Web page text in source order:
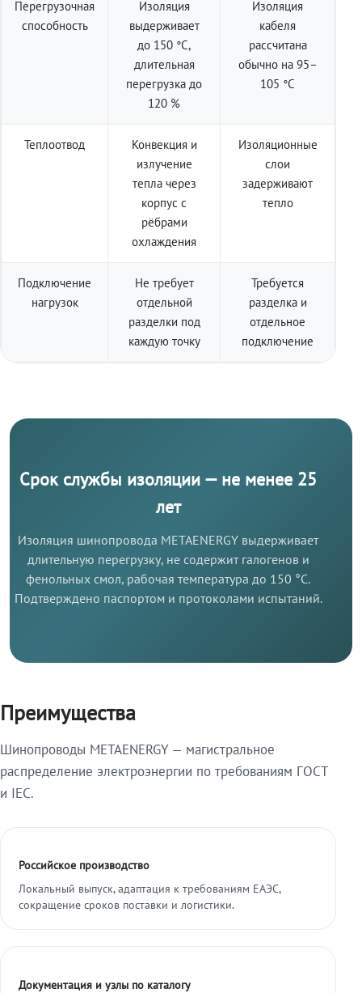
Перегрузочная
способность
Изоляция
выдерживает
до 150 °C,
длительная
перегрузка до
120 %
Изоляция
кабеля
рассчитана
обычно на 95–
105 °C
Теплоотвод
Конвекция и
излучение
тепла через
корпус с
рёбрами
охлаждения
Изоляционные
слои
задерживают
тепло
Подключение
нагрузок
Не требует
отдельной
разделки под
каждую точку
Требуется
разделка и
отдельное
подключение
Срок службы изоляции — не менее 25
лет
Изоляция шинопровода METAENERGY выдерживает
длительную перегрузку, не содержит галогенов и
фенольных смол, рабочая температура до 150 °C.
Подтверждено паспортом и протоколами испытаний.
Преимущества
Шинопроводы METAENERGY — магистральное
распределение электроэнергии по требованиям ГОСТ
и IEC.
Российское производство
Локальный выпуск, адаптация к требованиям ЕАЭС,
сокращение сроков поставки и логистики.
Документация и узлы по каталогу